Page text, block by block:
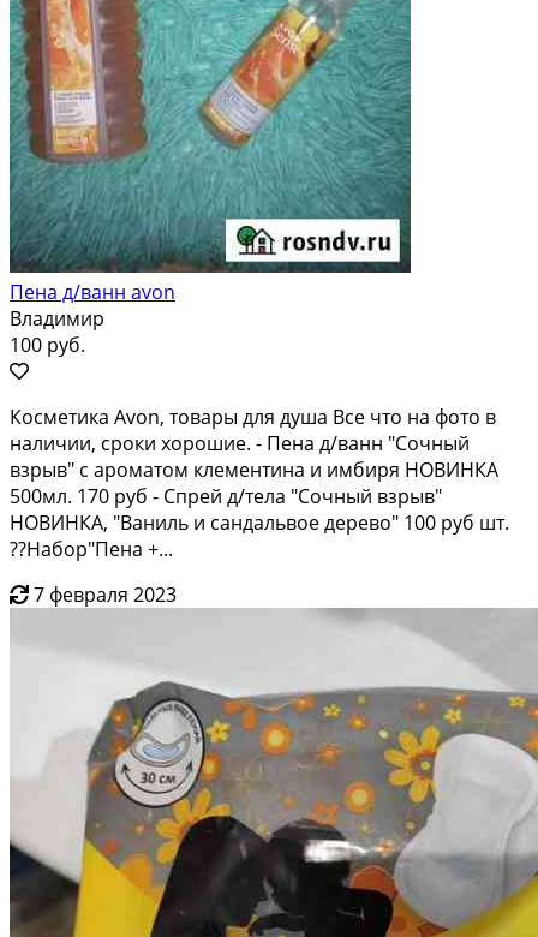
Пена д/ванн avon
Владимир
100 руб.
Косметика Avon, товары для душа Все что на фото в
наличии, сроки хорошие. - Пена д/ванн "Сочный
взрыв" с ароматом клементина и имбиря НОВИНКА
500мл. 170 руб - Спрей д/тела "Сочный взрыв"
НОВИНКА, "Ваниль и сандальвое дерево" 100 руб шт.
??Набор"Пена +...
7 февраля 2023